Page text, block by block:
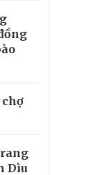
chợ
Dìu